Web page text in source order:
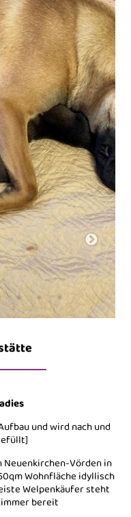
und wird nach und
Vörden in
Wohnfläche idyllisch
Welpenkäufer steht
bereit